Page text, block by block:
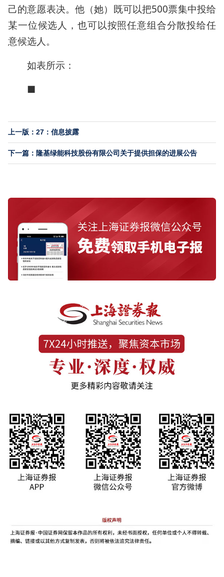
己的意愿表决。他（她）既可以把500票集中投给
某一位候选人，也可以按照任意组合分散投给任
意候选人。
如表所示：
■
上一版：27：信息披露
下一篇：隆基绿能科技股份有限公司关于提供担保的进展公告